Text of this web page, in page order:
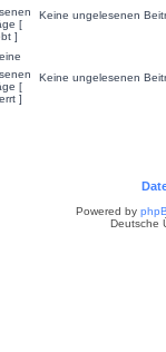
Keine ungelesenen
Keine ungelesenen
Powered by
Deutsche